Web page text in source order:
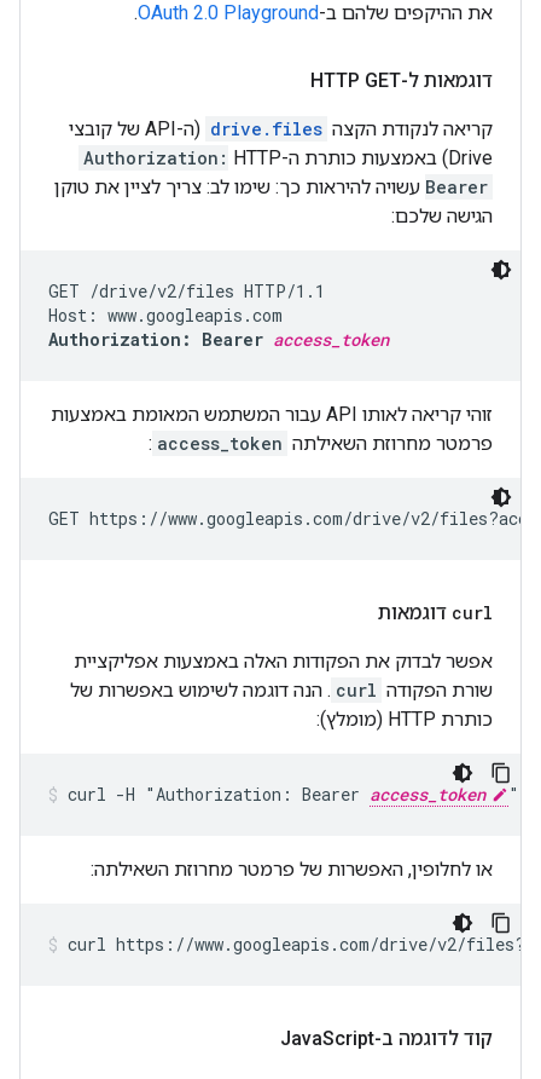
את ההיקפים שלהם ב-OAuth 2.0 Playground
.
דוגמאות ל-HTTP GET
קריאה לנקודת הקצה drive.files
(ה-API של קובצי
Drive) באמצעות כותרת ה-HTTP‏
Authorization:
Bearer עשויה להיראות כך: שימו לב: צריך לציין את טוקן
הגישה שלכם:
GET /drive/v2/files HTTP/1.1
Authorization: Bearer access_token
זוהי קריאה לאותו API עבור המשתמש המאומת באמצעות
פרמטר מחרוזת השאילתה access_token
:
GET https://www.googleapis.com/drive/v2/
curl דוגמאות
אפשר לבדוק את הפקודות האלה באמצעות אפליקציית
שורת הפקודה curl . הנה דוגמה לשימוש באפשרות של
כותרת HTTP (מומלץ):
curl -H "Authorization: Bearer access_token "
או לחלופין, האפשרות של פרמטר מחרוזת השאילתה:
curl https://www.googleapis.com/drive/v2/
קוד לדוגמה ב-JavaScript